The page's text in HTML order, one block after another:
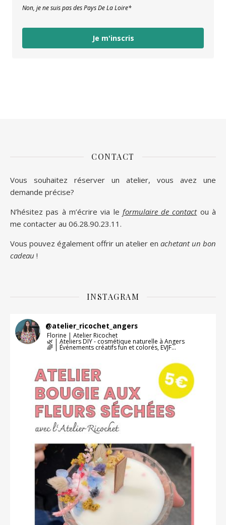
Non, je ne suis pas des Pays De La Loire*
Je m'inscris
CONTACT
Vous souhaitez réserver un atelier, vous avez une
demande précise?
N’hésitez pas à m’écrire via le formulaire de contactou à
me contacter au 06.28.90.23.11.
Vous pouvez également offrir un atelier en achetant un bon
cadeau !
INSTAGRAM
@atelier_ricochet_angers
Florine | Atelier Ricochet
🌿 | Ateliers DIY - cosmétique naturelle à Angers
🌈 | Événements créatifs fun et colorés, EVJF…